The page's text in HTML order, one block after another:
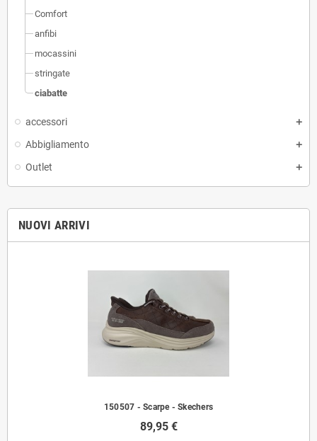
Comfort
anfibi
mocassini
stringate
ciabatte
accessori
Abbigliamento
Outlet
NUOVI ARRIVI
150507 - Scarpe - Skechers
89,95 €